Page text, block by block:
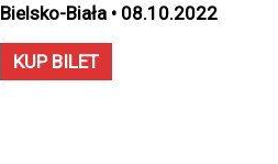
Bielsko-Biała • 08.10.2022
KUP BILET